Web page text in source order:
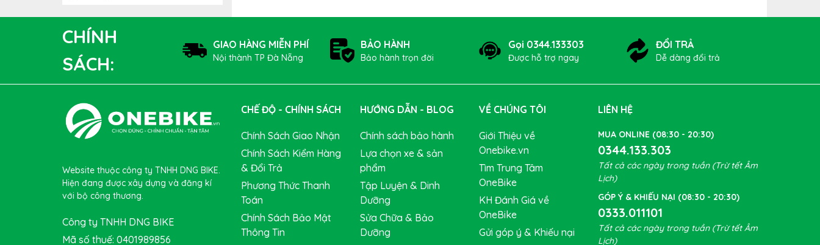
CHÍNH
SÁCH:
GIAO HÀNG MIỄN PHÍ
Nội thành TP Đà Nẵng
BẢO HÀNH
Bảo hành trọn đời
Gọi 0344.133303
Được hỗ trợ ngay
ĐỔI TRẢ
Dễ dàng đổi trả
Website thuộc công ty TNHH DNG BIKE.
Hiện đang được xây dựng và đăng kí
với bộ công thương.
Công ty TNHH DNG BIKE
Mã số thuế: 0401989856
CHẾ ĐỘ - CHÍNH SÁCH
Chính Sách Giao Nhận
Chính Sách Kiểm Hàng
& Đổi Trả
Phương Thức Thanh
Toán
Chính Sách Bảo Mật
Thông Tin
HƯỚNG DẪN - BLOG
Chính sách bảo hành
Lựa chọn xe & sản
phẩm
Tập Luyện & Dinh
Dưỡng
Sửa Chữa & Bảo
Dưỡng
VỀ CHÚNG TÔI
Giới Thiệu về
Onebike.vn
Tìm Trung Tâm
OneBike
KH Đánh Giá về
OneBike
Gửi góp ý & Khiếu nại
LIÊN HỆ
MUA ONLINE (08:30 - 20:30)
0344.133.303
Tất cả các ngày trong tuần (Trừ tết Âm
Lịch)
GÓP Ý & KHIẾU NẠI (08:30 - 20:30)
0333.011101
Tất cả các ngày trong tuần (Trừ tết Âm
Lịch)